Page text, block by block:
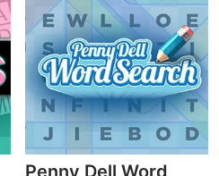
Penny Dell Word